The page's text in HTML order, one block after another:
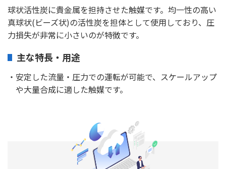
球状活性炭に貴金属を担持させた触媒です。均一性の高い
真球状(ビーズ状)の活性炭を担体として使用しており、圧
力損失が非常に小さいのが特徴です。
主な特長・用途
・安定した流量・圧力での運転が可能で、スケールアップ
や大量合成に適した触媒です。